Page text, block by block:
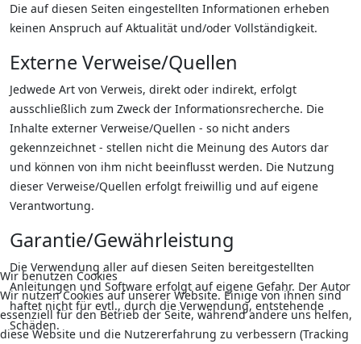
Die auf diesen Seiten eingestellten Informationen erheben
keinen Anspruch auf Aktualität und/oder Vollständigkeit.
Externe Verweise/Quellen
Jedwede Art von Verweis, direkt oder indirekt, erfolgt
ausschließlich zum Zweck der Informationsrecherche. Die
Inhalte externer Verweise/Quellen - so nicht anders
gekennzeichnet - stellen nicht die Meinung des Autors dar
und können von ihm nicht beeinflusst werden. Die Nutzung
dieser Verweise/Quellen erfolgt freiwillig und auf eigene
Verantwortung.
Garantie/Gewährleistung
Die Verwendung aller auf diesen Seiten bereitgestellten
Anleitungen und Software erfolgt auf eigene Gefahr. Der Autor
haftet nicht für evtl., durch die Verwendung, entstehende
Schäden.
Wir benutzen Cookies
Wir nutzen Cookies auf unserer Website. Einige von ihnen sind
essenziell für den Betrieb der Seite, während andere uns helfen,
diese Website und die Nutzererfahrung zu verbessern (Tracking